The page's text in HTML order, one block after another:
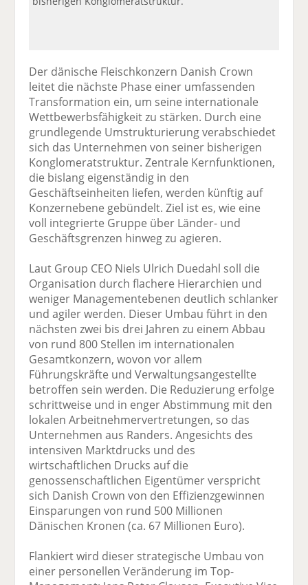
Der dänische Fleischkonzern Danish Crown
leitet die nächste Phase einer umfassenden
Transformation ein, um seine internationale
Wettbewerbsfähigkeit zu stärken. Durch eine
grundlegende Umstrukturierung verabschiedet
sich das Unternehmen von seiner bisherigen
Konglomeratstruktur. Zentrale Kernfunktionen,
die bislang eigenständig in den
Geschäftseinheiten liefen, werden künftig auf
Konzernebene gebündelt. Ziel ist es, wie eine
voll integrierte Gruppe über Länder- und
Geschäftsgrenzen hinweg zu agieren.
Laut Group CEO Niels Ulrich Duedahl soll die
Organisation durch flachere Hierarchien und
weniger Managementebenen deutlich schlanker
und agiler werden. Dieser Umbau führt in den
nächsten zwei bis drei Jahren zu einem Abbau
von rund 800 Stellen im internationalen
Gesamtkonzern, wovon vor allem
Führungskräfte und Verwaltungsangestellte
betroffen sein werden. Die Reduzierung erfolge
schrittweise und in enger Abstimmung mit den
lokalen Arbeitnehmervertretungen, so das
Unternehmen aus Randers. Angesichts des
intensiven Marktdrucks und des
wirtschaftlichen Drucks auf die
genossenschaftlichen Eigentümer verspricht
sich Danish Crown von den Effizienzgewinnen
Einsparungen von rund 500 Millionen
Dänischen Kronen (ca. 67 Millionen Euro).
Flankiert wird dieser strategische Umbau von
einer personellen Veränderung im Top-